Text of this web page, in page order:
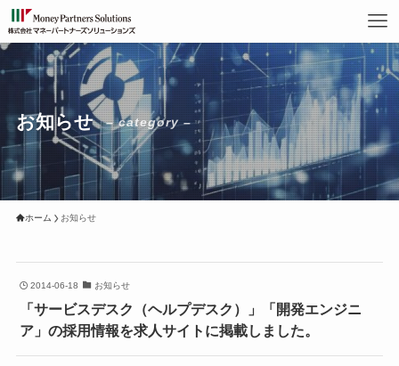
お知らせ – category –
ホーム お知らせ
2014-06-18 お知らせ
「サービスデスク（ヘルプデスク）」「開発エンジニ
ア」の採用情報を求人サイトに掲載しました。